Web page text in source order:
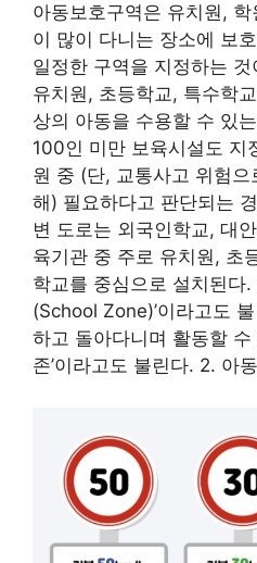
아동보호구역은 유치원,
이 많이 다니는 장소에 보
일정한 구역을 지정하는
유치원, 초등학교, 특수학
상의 아동을 수용할 수 있
100인 미만 보육시설도 지
원 중 (단, 교통사고 위험
해) 필요하다고 판단되는
변 도로는 외국인학교, 대
육기관 중 주로 유치원, 초
학교를 중심으로 설치된다.
(School Zone)’이라고도
하고 돌아다니며 활동할 수
존’이라고도 불린다. 2. 아